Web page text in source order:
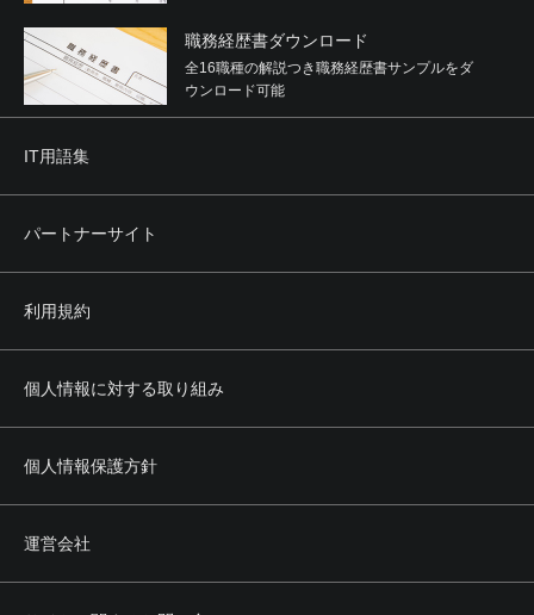
職務経歴書ダウンロード
全16職種の解説つき職務経歴書サンプルをダ
ウンロード可能
IT用語集
パートナーサイト
利用規約
個人情報に対する取り組み
個人情報保護方針
運営会社